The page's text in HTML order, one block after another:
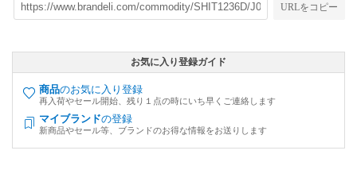
URLをコピー
お気に入り登録ガイド
商品のお気に入り登録
再入荷やセール開始、残り１点の時にいち早くご連絡します
マイブランドの登録
新商品やセール等、ブランドのお得な情報をお送りします